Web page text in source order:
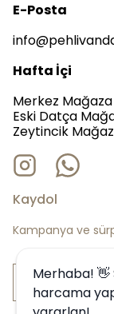
E-Posta
Hafta İçi
Merkez
Eski Datça
Zeytincik
Kaydol
Kampanya ve
Merhaba! 👋
harcama